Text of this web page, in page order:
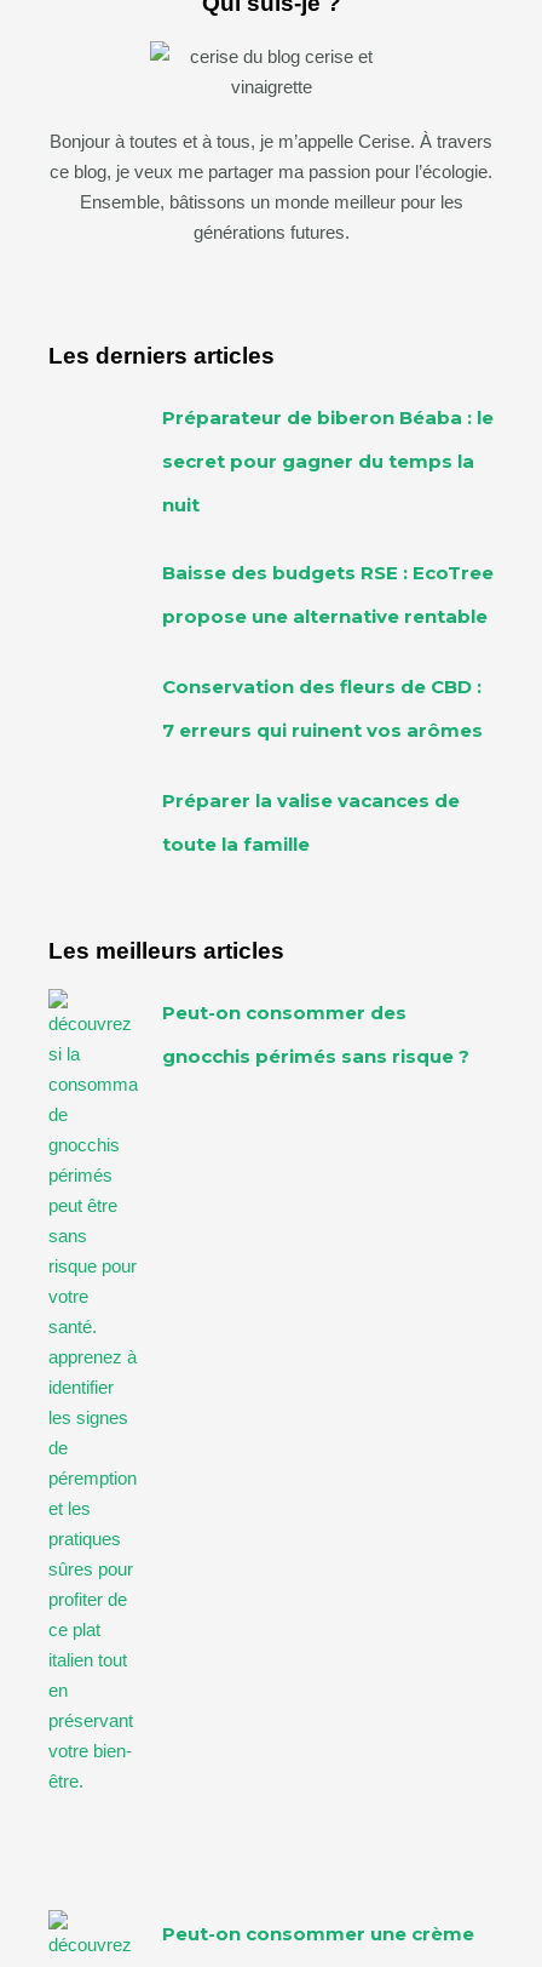
Bonjour à toutes et à tous, je m’appelle Cerise. À travers
ce blog, je veux me partager ma passion pour l’écologie.
Ensemble, bâtissons un monde meilleur pour les
générations futures.
Les derniers articles
Préparateur de biberon Béaba : le
secret pour gagner du temps la
nuit
Baisse des budgets RSE : EcoTree
propose une alternative rentable
Conservation des fleurs de CBD :
7 erreurs qui ruinent vos arômes
Préparer la valise vacances de
toute la famille
Les meilleurs articles
Peut-on consommer des
gnocchis périmés sans risque ?
Peut-on consommer une crème